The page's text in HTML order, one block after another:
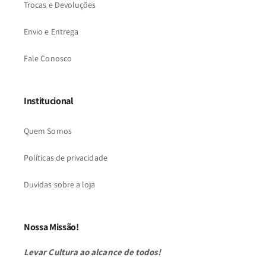
Trocas e Devoluções
Envio e Entrega
Fale Conosco
Institucional
Quem Somos
Políticas de privacidade
Duvidas sobre a loja
Nossa Missão!
Levar Cultura ao alcance de todos!